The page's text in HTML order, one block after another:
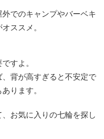
でのキャンプやバーベキ
ススメ。
すよ。
背が高すぎると不安定で
ります。
お気に入りの七輪を探し